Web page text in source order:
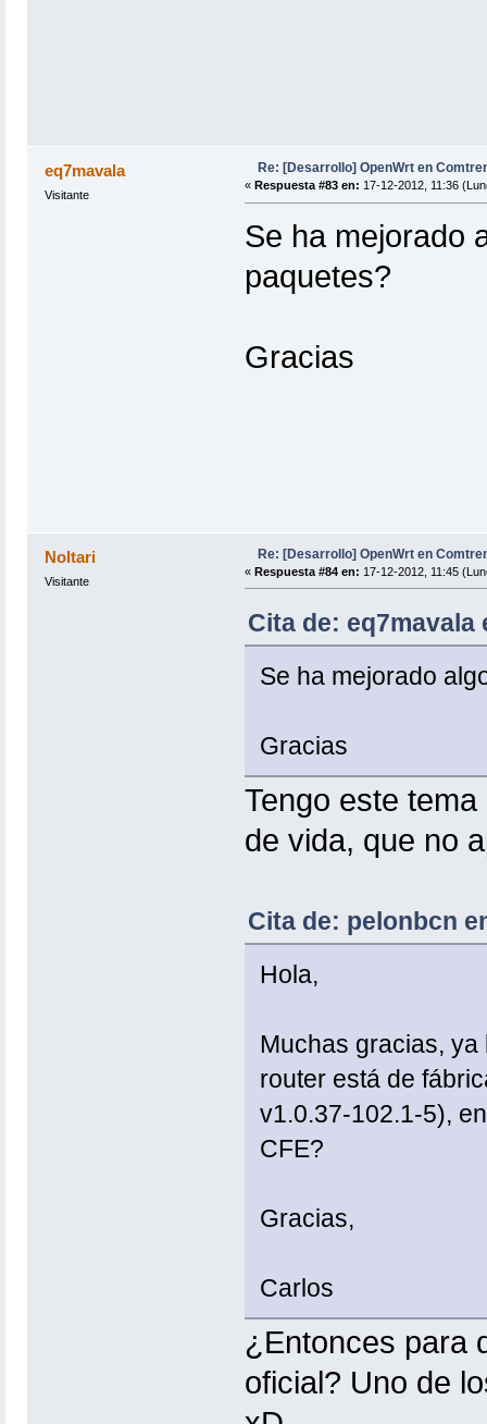
eq7mavala
Visitante
Re: [Desarrollo] OpenWrt en
« Respuesta #83 en: 17-12-2012, 11:36
Se ha mejorado
paquetes?
Gracias
Noltari
Visitante
Re: [Desarrollo] OpenWrt en
« Respuesta #84 en: 17-12-2012, 11:45
Cita de: eq7mavala
Se ha mejorado
Gracias
Tengo este
de vida, que no
Cita de: pelonbcn
Hola,
Muchas gracias,
router está de
v1.0.37-102.1-5),
CFE?
Gracias,
Carlos
¿Entonces para
oficial? Uno de